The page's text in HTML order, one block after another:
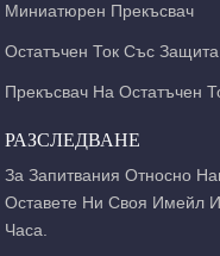
Миниатюрен Прекъсвач
Остатъчен Ток Със
Прекъсвач На Остатъчен
РАЗСЛЕДВАНЕ
За Запитвания Относно
Оставете Ни Своя Имейл
Часа.